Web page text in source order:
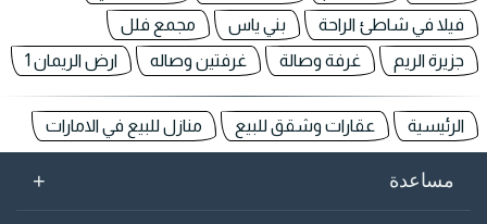
فيلا في شاطئ الراحة
بني ياس
مجمع فلل
جزيرة الريم
غرفة وصالة غرفتين وصاله ارض الريمان 1
الرئيسية عقارات وشقق للبيع منازل للبيع في الامارات
مساعدة +